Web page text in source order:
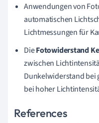
Anwendungen von
automatischen
Lichtmessungen für
DieFotowiderstand
zwischen
Dunkelwiderstand bei
bei hoher
References